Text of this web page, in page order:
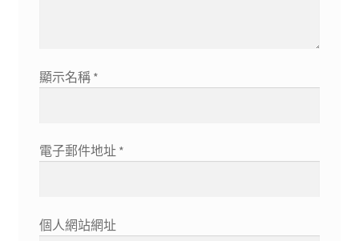
顯示名稱 *
電子郵件地址 *
個人網站網址